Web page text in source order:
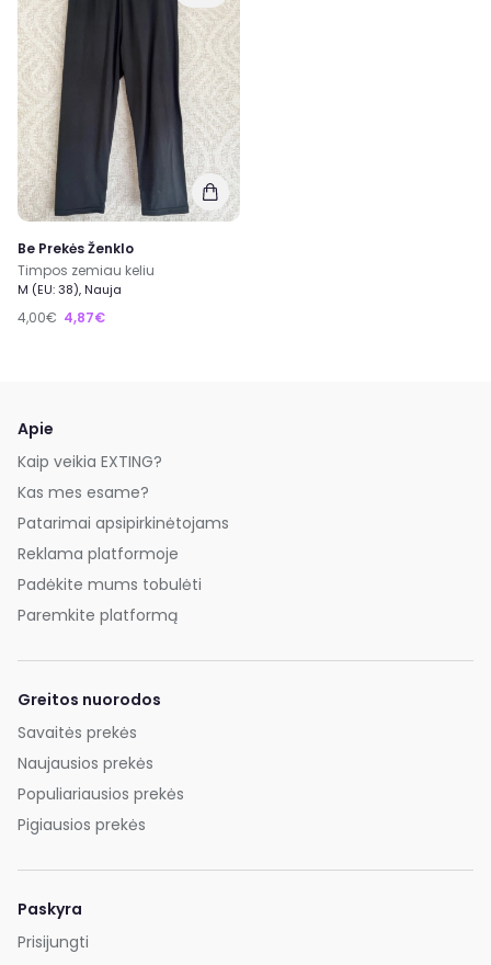
Be Prekės Ženklo
Timpos zemiau keliu
M (EU: 38), Nauja
4,00€ 4,87€
Apie
Kaip veikia EXTING?
Kas mes esame?
Patarimai apsipirkinėtojams
Reklama platformoje
Padėkite mums tobulėti
Paremkite platformą
Greitos nuorodos
Savaitės prekės
Naujausios prekės
Populiariausios prekės
Pigiausios prekės
Paskyra
Prisijungti